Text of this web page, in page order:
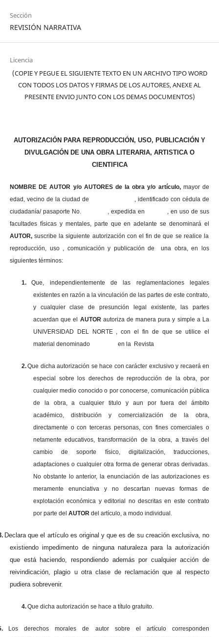
Sección
REVISIÓN NARRATIVA
Licencia
(COPIE Y PEGUE EL SIGUIENTE TEXTO EN UN ARCHIVO TIPO WORD
CON TODOS LOS DATOS Y FIRMAS DE LOS AUTORES, ANEXE AL
PRESENTE ENVIO JUNTO CON LOS DEMAS DOCUMENTOS)
AUTORIZACIÓN PARA REPRODUCCIÓN, USO, PUBLICACIÓN Y
DIVULGACIÓN DE UNA OBRA LITERARIA, ARTISTICA O
CIENTIFICA
NOMBRE DE AUTOR y/o AUTORES de la obra y/o artículo, mayor de
edad, vecino de la ciudad de , identificado con cédula de
ciudadanía/ pasaporte No. , expedida en , en uso de sus
facultades físicas y mentales, parte que en adelante se denominará el
AUTOR,suscribe la siguiente autorización con el fin de que se realice la
reproducción, uso , comunicación y publicación de una obra, en los
siguientes términos:
1.
Que, independientemente de las reglamentaciones legales
existentes en razón a la vinculación de las partes de este contrato,
y cualquier clase de presunción legal existente, las partes
acuerdan que el AUTOR autoriza de manera pura y simple a La
UNIVERSIDAD DEL NORTE , con el fin de que se utilice el
material denominado en la Revista
2.Que dicha autorización se hace con carácter exclusivo y recaerá en
especial sobre los derechos de reproducción de la obra, por
cualquier medio conocido o por conocerse, comunicación pública
de la obra, a cualquier titulo y aun por fuera del ámbito
académico, distribución y comercialización de la obra,
directamente o con terceras personas, con fines comerciales o
netamente educativos, transformación de la obra, a través del
cambio de soporte físico, digitalización, traducciones,
adaptaciones o cualquier otra forma de generar obras derivadas.
No obstante lo anterior, la enunciación de las autorizaciones es
meramente enunciativa y no descartan nuevas formas de
explotación económica y editorial no descritas en este contrato
por parte del AUTORdel artículo, a modo individual.
Declara que el artículo es original y que es de su creación exclusiva, no
existiendo impedimento de ninguna naturaleza para la autorización
que está haciendo, respondiendo además por cualquier acción de
reivindicación, plagio u otra clase de reclamación que al respecto
pudiera sobrevenir.
4.Que dicha autorización se hace a título gratuito.
Los derechos morales de autor sobre el artículo corresponden